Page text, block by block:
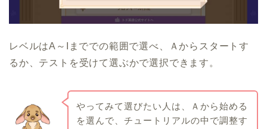
レベルはA～Iまででの範囲で選べ、Ａからスタートす
るか、テストを受けて選ぶかで選択できます。
やってみて選びたい人は、Ａから始める
を選んで、チュートリアルの中で調整す